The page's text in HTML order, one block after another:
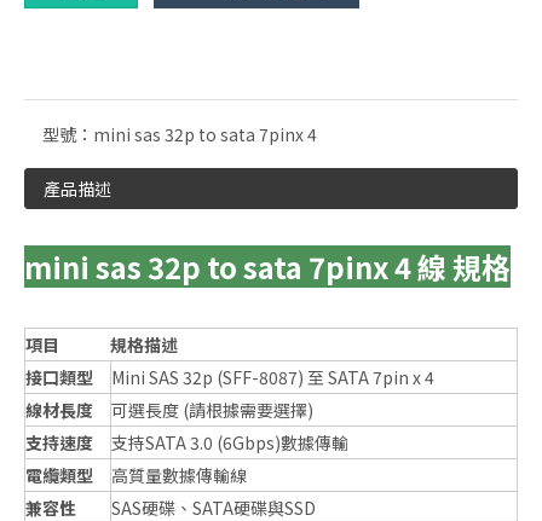
型號： mini sas 32p to sata 7pinx 4
產品描述
mini sas 32p to sata 7pinx 4 線 規格
項目
規格描述
接口類型
Mini SAS 32p (SFF-8087) 至 SATA 7pin x 4
線材長度
可選長度 (請根據需要選擇)
支持速度
支持SATA 3.0 (6Gbps)數據傳輸
電纜類型
高質量數據傳輸線
兼容性
SAS硬碟、SATA硬碟與SSD